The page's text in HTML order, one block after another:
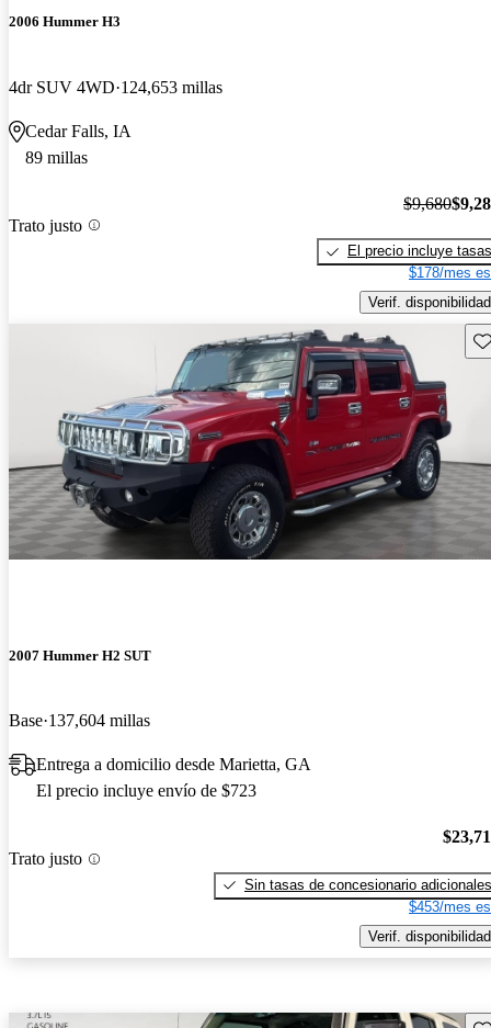
2006 Hummer H3
4dr SUV 4WD 124,653 millas
Cedar Falls, IA
89 millas
Trato justo
$9,680
El precio incluye tasas
$178/mes
Verif. disponibilidad
2007 Hummer H2 SUT
Base 137,604 millas
Entrega a domicilio desde Marietta, GA
El precio incluye envío de $723
Trato justo
Sin tasas de concesionario adicionales
$453/mes
Verif. disponibilidad